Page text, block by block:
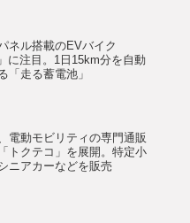
ネル搭載のEVバイク
に注目。1日15km分を自動
「走る蓄電池」
電動モビリティの専門通販
トクテコ」を展開。特定小
ニアカーなどを販売